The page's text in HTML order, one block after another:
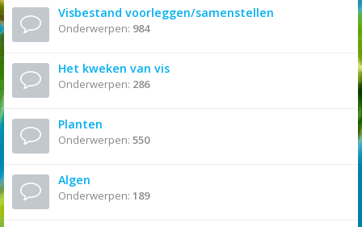
Visbestand voorleggen/samenstellen
Onderwerpen: 984
Het kweken van vis
Onderwerpen: 286
Planten
Onderwerpen: 550
Algen
Onderwerpen: 189